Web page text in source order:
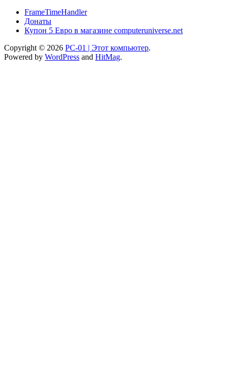
FrameTimeHandler
Донаты
Купон 5 Евро в магазине computeruniverse.net
Copyright © 2026 PC-01 | Этот компьютер.
Powered by WordPress and HitMag.